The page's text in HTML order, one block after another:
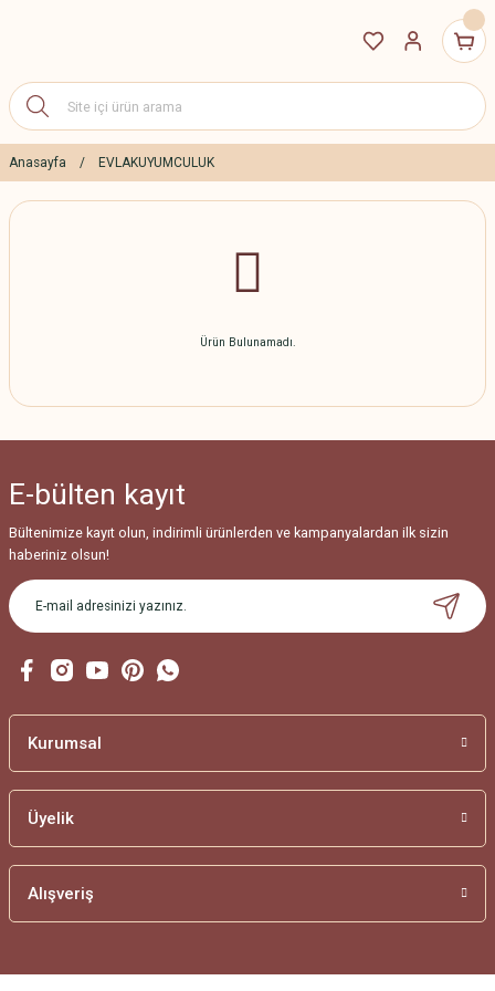
Anasayfa EVLAKUYUMCULUK
Ürün Bulunamadı.
E-bülten kayıt
Bültenimize kayıt olun, indirimli ürünlerden ve kampanyalardan ilk sizin
haberiniz olsun!
Kurumsal
Üyelik
Alışveriş